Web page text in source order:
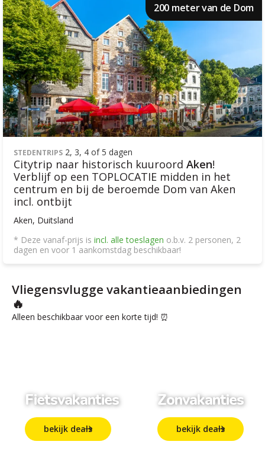
200 meter van de Dom
STEDENTRIPS 2, 3, 4 of 5 dagen
Citytrip naar historisch kuuroord Aken!
Verblijf op een TOPLOCATIE midden in het
centrum en bij de beroemde Dom van Aken
incl. ontbijt
Aken, Duitsland
* Deze vanaf-prijs is incl. alle toeslagen o.b.v. 2 personen, 2
dagen en voor 1 aankomstdag beschikbaar!
Vliegensvlugge vakantieaanbiedingen
🔥
Alleen beschikbaar voor een korte tijd! ⏰
Fietsvakanties
bekijk deals
Zonvakanties
bekijk deals